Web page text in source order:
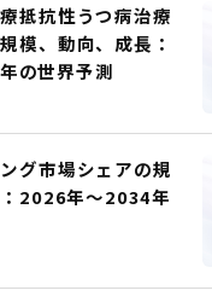
抵抗性うつ病治療
模、動向、成長：
の世界予測
グ市場シェアの規
2026年～2034年